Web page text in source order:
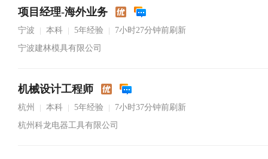
项目经理-海外业务
宁波 本科 5年经验
7小时27分钟前刷新
宁波建林模具有限公司
机械设计工程师
杭州 本科 5年经验
7小时37分钟前刷新
杭州科龙电器工具有限公司